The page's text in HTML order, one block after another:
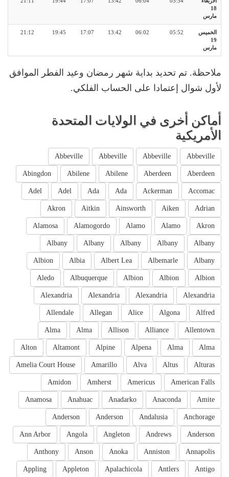
18
مارس
الخميس
19
مارس
05:52
06:02
13:42
17:07
19:45
21:12
ملاحظة. تم تحديد بداية شهر رمضان وعيد الفطر الموافق
لأول شوال إعتمادا على الحساب الفلكي.
أماكن أخرى في الولايات المتحدة
الأمريكية
Abbeville
Abbeville
Abbeville
Abbeville
Aberdeen
Aberdeen
Abilene
Abilene
Abingdon
Accomac
Ackerman
Ada
Ada
Adel
Adel
Adrian
Aiken
Ainsworth
Aitkin
Akron
Akron
Alamo
Alamo
Alamogordo
Alamosa
Albany
Albany
Albany
Albany
Albany
Albany
Albemarle
Albert Lea
Albia
Albion
Albion
Albion
Albion
Albuquerque
Aledo
Alexandria
Alexandria
Alexandria
Alexandria
Alfred
Algona
Alice
Allegan
Allendale
Allentown
Alliance
Allison
Alma
Alma
Alma
Alma
Alpena
Alpine
Altamont
Alton
Alturas
Altus
Alva
Amarillo
Amelia Court House
American Falls
Americus
Amherst
Amidon
Amite
Anaconda
Anadarko
Anahuac
Anamosa
Anchorage
Andalusia
Anderson
Anderson
Anderson
Andrews
Angleton
Angola
Ann Arbor
Annapolis
Anniston
Anoka
Anson
Anthony
Antigo
Antlers
Apalachicola
Appleton
Appling